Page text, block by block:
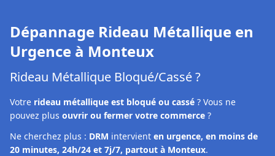
Dépannage Rideau Métallique en
Urgence à Monteux
Rideau Métallique Bloqué/Cassé ?
Votre rideau métallique est bloqué ou cassé ? Vous ne
pouvez plus ouvrir ou fermer votre commerce ?
Ne cherchez plus : DRM intervient en urgence, en moins de
20 minutes, 24h/24 et 7j/7, partout à Monteux.